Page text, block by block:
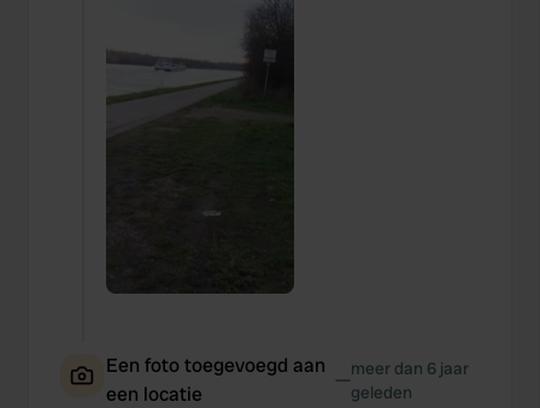
Een foto toegevoegd aan
een locatie
—meer dan 6 jaar
geleden